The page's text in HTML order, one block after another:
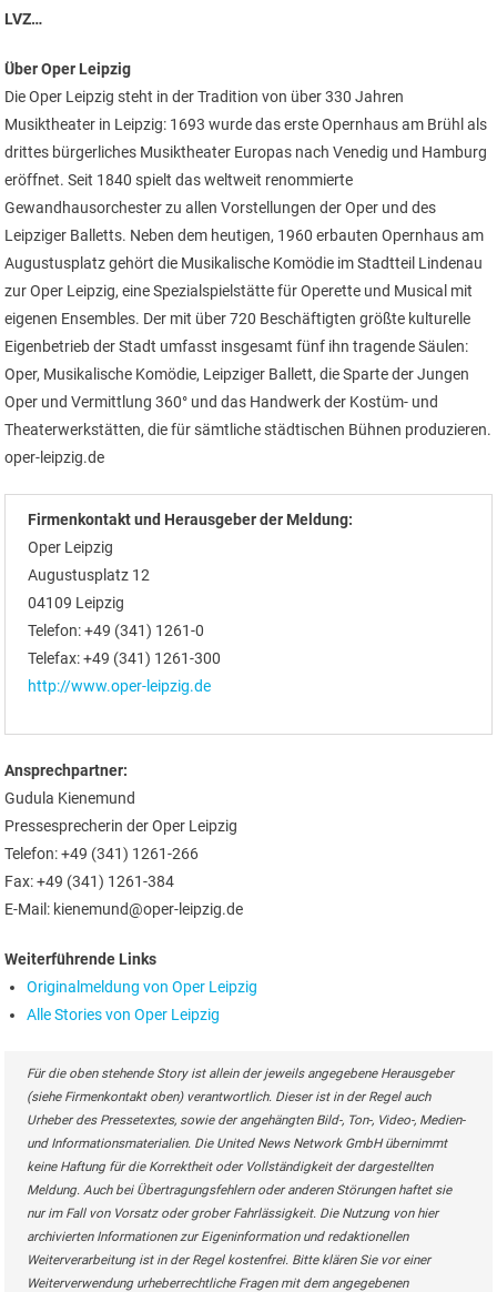
LVZ…
Über Oper Leipzig
Die Oper Leipzig steht in der Tradition von über 330 Jahren
Musiktheater in Leipzig: 1693 wurde das erste Opernhaus am Brühl als
drittes bürgerliches Musiktheater Europas nach Venedig und Hamburg
eröffnet. Seit 1840 spielt das weltweit renommierte
Gewandhausorchester zu allen Vorstellungen der Oper und des
Leipziger Balletts. Neben dem heutigen, 1960 erbauten Opernhaus am
Augustusplatz gehört die Musikalische Komödie im Stadtteil Lindenau
zur Oper Leipzig, eine Spezialspielstätte für Operette und Musical mit
eigenen Ensembles. Der mit über 720 Beschäftigten größte kulturelle
Eigenbetrieb der Stadt umfasst insgesamt fünf ihn tragende Säulen:
Oper, Musikalische Komödie, Leipziger Ballett, die Sparte der Jungen
Oper und Vermittlung 360° und das Handwerk der Kostüm- und
Theaterwerkstätten, die für sämtliche städtischen Bühnen produzieren.
oper-leipzig.de
Firmenkontakt und Herausgeber der Meldung:
Oper Leipzig
Augustusplatz 12
04109 Leipzig
Telefon: +49 (341) 1261-0
Telefax: +49 (341) 1261-300
http://www.oper-leipzig.de
Ansprechpartner:
Gudula Kienemund
Pressesprecherin der Oper Leipzig
Telefon: +49 (341) 1261-266
Fax: +49 (341) 1261-384
E-Mail: kienemund@oper-leipzig.de
Weiterführende Links
Originalmeldung von Oper Leipzig
Alle Stories von Oper Leipzig
Für die oben stehende Story ist allein der jeweils angegebene Herausgeber
(siehe Firmenkontakt oben) verantwortlich. Dieser ist in der Regel auch
Urheber des Pressetextes, sowie der angehängten Bild-, Ton-, Video-, Medien-
und Informationsmaterialien. Die United News Network GmbH übernimmt
keine Haftung für die Korrektheit oder Vollständigkeit der dargestellten
Meldung. Auch bei Übertragungsfehlern oder anderen Störungen haftet sie
nur im Fall von Vorsatz oder grober Fahrlässigkeit. Die Nutzung von hier
archivierten Informationen zur Eigeninformation und redaktionellen
Weiterverarbeitung ist in der Regel kostenfrei. Bitte klären Sie vor einer
Weiterverwendung urheberrechtliche Fragen mit dem angegebenen